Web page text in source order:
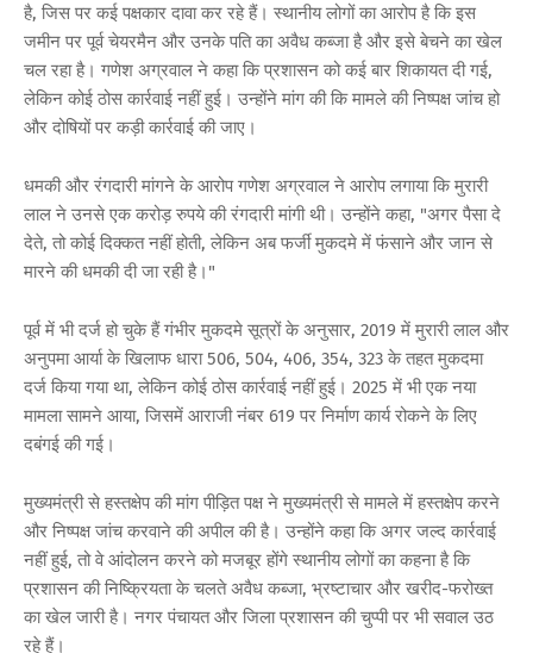
है, जिस पर कई पक्षकार दावा कर रहे हैं। स्थानीय लोगों का आरोप है कि इस
जमीन पर पूर्व चेयरमैन और उनके पति का अवैध कब्जा है और इसे बेचने का खेल
चल रहा है। गणेश अग्रवाल ने कहा कि प्रशासन को कई बार शिकायत दी गई,
लेकिन कोई ठोस कार्रवाई नहीं हुई। उन्होंने मांग की कि मामले की निष्पक्ष जांच हो
और दोषियों पर कड़ी कार्रवाई की जाए।
धमकी और रंगदारी मांगने के आरोप गणेश अग्रवाल ने आरोप लगाया कि मुरारी
लाल ने उनसे एक करोड़ रुपये की रंगदारी मांगी थी। उन्होंने कहा, "अगर पैसा दे
देते, तो कोई दिक्कत नहीं होती, लेकिन अब फर्जी मुकदमे में फंसाने और जान से
मारने की धमकी दी जा रही है।"
पूर्व में भी दर्ज हो चुके हैं गंभीर मुकदमे सूत्रों के अनुसार, 2019 में मुरारी लाल और
अनुपमा आर्या के खिलाफ धारा 506, 504, 406, 354, 323 के तहत मुकदमा
दर्ज किया गया था, लेकिन कोई ठोस कार्रवाई नहीं हुई। 2025 में भी एक नया
मामला सामने आया, जिसमें आराजी नंबर 619 पर निर्माण कार्य रोकने के लिए
दबंगई की गई।
मुख्यमंत्री से हस्तक्षेप की मांग पीड़ित पक्ष ने मुख्यमंत्री से मामले में हस्तक्षेप करने
और निष्पक्ष जांच करवाने की अपील की है। उन्होंने कहा कि अगर जल्द कार्रवाई
नहीं हुई, तो वे आंदोलन करने को मजबूर होंगे स्थानीय लोगों का कहना है कि
प्रशासन की निष्क्रियता के चलते अवैध कब्जा, भ्रष्टाचार और खरीद-फरोख्त
का खेल जारी है। नगर पंचायत और जिला प्रशासन की चुप्पी पर भी सवाल उठ
रहे हैं।